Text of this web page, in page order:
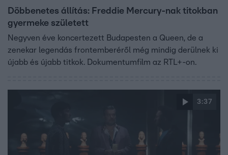
Döbbenetes állítás: Freddie Mercury-nak titokban
gyermeke született
Negyven éve koncertezett Budapesten a Queen, de a
zenekar legendás frontemberéről még mindig derülnek ki
újabb és újabb titkok. Dokumentumfilm az RTL+-on.
3:37